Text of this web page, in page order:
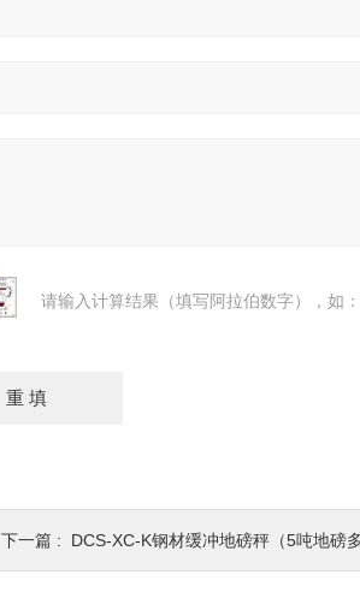
请输入计算结果（填写阿拉伯数字），如
下一篇 : DCS-XC-K钢材缓冲地磅秤（5吨地磅多少